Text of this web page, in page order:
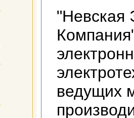
"Невская
ведущих